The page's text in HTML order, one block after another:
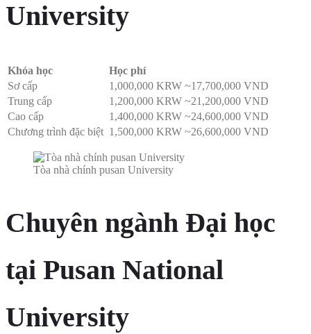
University
Khóa học
Học phí
Sơ cấp
1,000,000 KRW ~17,700,000 VND
Trung cấp
1,200,000 KRW ~21,200,000 VND
Cao cấp
1,400,000 KRW ~24,600,000 VND
Chương trình đặc biệt 1,500,000 KRW ~26,600,000 VND
Tòa nhà chính pusan University
Chuyên ngành Đại học
tại Pusan National
University